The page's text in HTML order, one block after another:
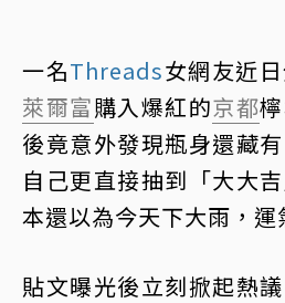
一名Threads女網友近
萊爾富購入爆紅的京都
後竟意外發現瓶身還藏
自己更直接抽到「大大
本還以為今天下大雨，運
貼文曝光後立刻掀起熱